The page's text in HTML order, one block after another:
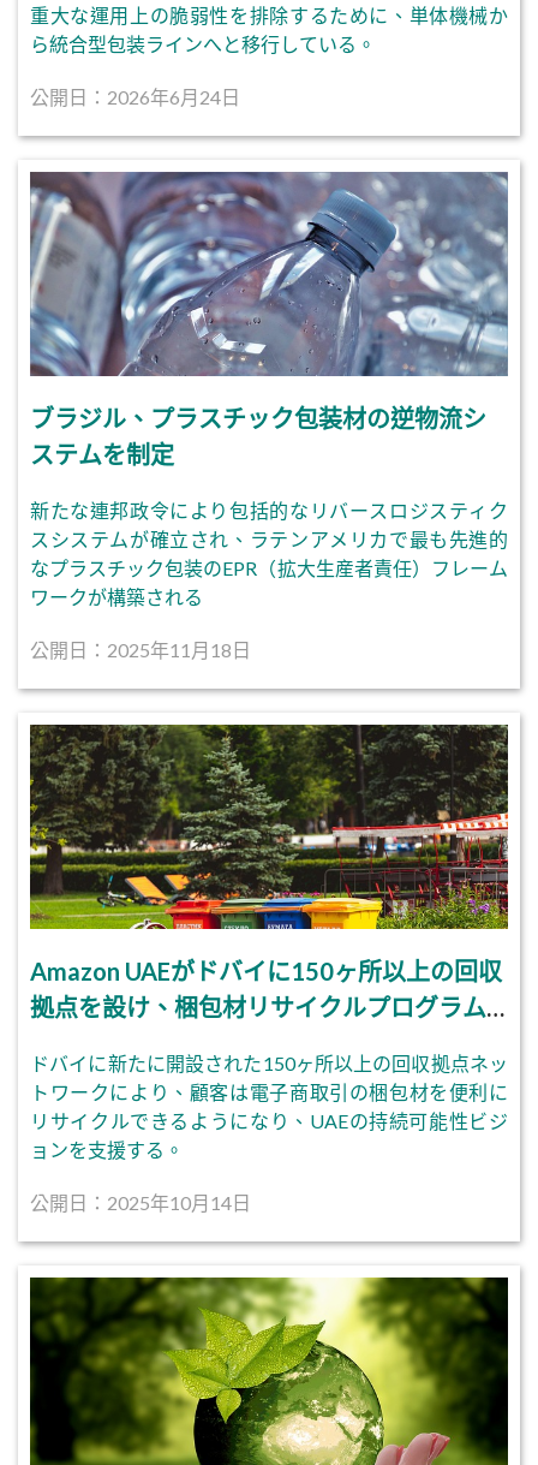
重大な運用上の脆弱性を排除するために、単体機械か
ら統合型包装ラインへと移行している。
公開日：2026年6月24日
ブラジル、プラスチック包装材の逆物流シ
ステムを制定
新たな連邦政令により包括的なリバースロジスティク
スシステムが確立され、ラテンアメリカで最も先進的
なプラスチック包装のEPR（拡大生産者責任）フレーム
ワークが構築される
公開日：2025年11月18日
Amazon UAEがドバイに150ヶ所以上の回収
拠点を設け、梱包材リサイクルプログラム
ドバイに新たに開設された150ヶ所以上の回収拠点ネッ
トワークにより、顧客は電子商取引の梱包材を便利に
リサイクルできるようになり、UAEの持続可能性ビジ
ョンを支援する。
公開日：2025年10月14日